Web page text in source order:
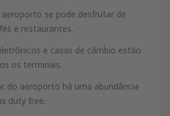
aeroporto se pode desfrutar de
e restaurantes.
e casas de câmbio estão
os terminais.
do aeroporto há uma abundância
duty free.